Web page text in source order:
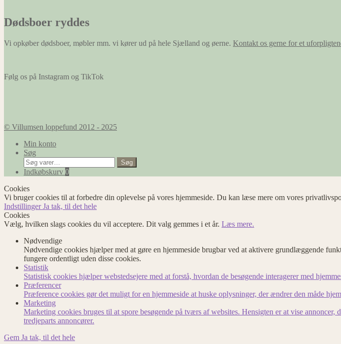
Dødsboer ryddes
Vi opkøber dødsboer, møbler mm. vi kører ud på hele Sjælland og øerne. Kontakt os gerne for et
Følg os på Instagram og TikTok
© Villumsen loppefund 2012 - 2025
Min konto
Søg
Søg
efter:
Søg
Indkøbskurv 0
Cookies
Vi bruger cookies til at forbedre din oplevelse på vores hjemmeside. Du kan læse mere om vores
IndstillingerJa tak, til det hele
Cookies
Vælg, hvilken slags cookies du vil acceptere. Dit valg gemmes i et år. Læs mere.
Nødvendige
Nødvendige cookies hjælper med at gøre en hjemmeside brugbar ved at aktivere grundlæggende
fungere ordentligt uden disse cookies.
Statistik
Statistisk cookies hjælper webstedsejere med at forstå, hvordan de besøgende interagerer med
Præferencer
Præference cookies gør det muligt for en hjemmeside at huske oplysninger, der ændrer den måde
Marketing
Marketing cookies bruges til at spore besøgende på tværs af websites. Hensigten er at vise
tredjeparts annoncører.
Gem Ja tak, til det hele